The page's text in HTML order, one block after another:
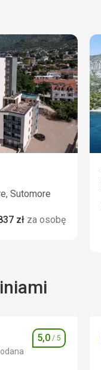
Sutomore
zł za osobę
Ocena
5,0 / 5